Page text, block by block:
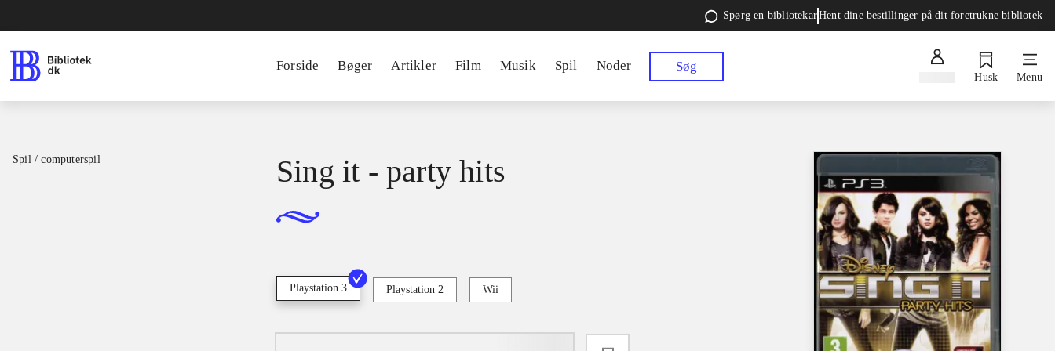
Spørg en bibliotekarHent dine bestillinger på dit foretrukne bibliotek
Forside Bøger Artikler Film Musik Spil Noder Søg
Husk Menu
Spil / computerspil Sing it - party hits
Playstation 3 Playstation 2 Wii